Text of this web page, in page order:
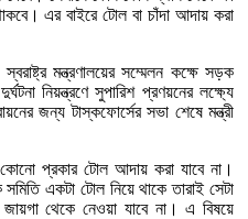
এর বাইরে টোল বা চাঁদা আদায় করা
মন্ত্রণালয়ের সম্মেলন কক্ষে সড়ক
নিয়ন্ত্রণে সুপারিশ প্রণয়নের লক্ষ্যে
জন্য টাস্কফোর্সের সভা শেষে মন্ত্রী
কোনো প্রকার টোল আদায় করা যাবে না।
একটা টোল নিয়ে থাকে তারাই সেটা
জায়গা থেকে নেওয়া যাবে না। এ বিষয়ে